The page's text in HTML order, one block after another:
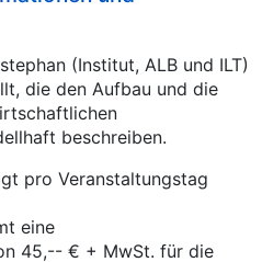
(Institut, ALB und ILT)
die den Aufbau und die
beschreiben.
pro Veranstaltungstag
eine
45,-- € + MwSt. für die